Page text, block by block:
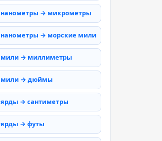
нанометры → микрометры
нанометры → морские мили
мили → миллиметры
мили → дюймы
ярды → сантиметры
ярды → футы